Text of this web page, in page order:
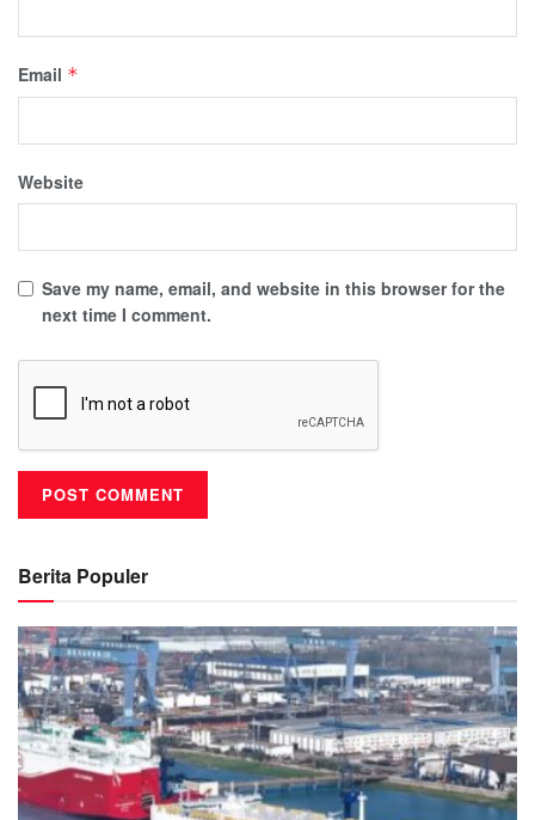
Email *
Website
Save my name, email, and website in this browser for the
next time I comment.
Berita Populer